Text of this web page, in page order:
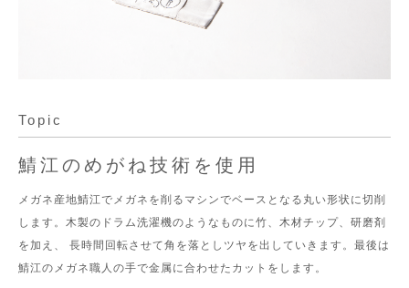
Topic
鯖江のめがね技術を使用
メガネ産地鯖江でメガネを削るマシンでベースとなる丸い形状に切削
します。木製のドラム洗濯機のようなものに竹、木材チップ、研磨剤
を加え、 長時間回転させて角を落としツヤを出していきます。最後は
鯖江のメガネ職人の手で金属に合わせたカットをします。